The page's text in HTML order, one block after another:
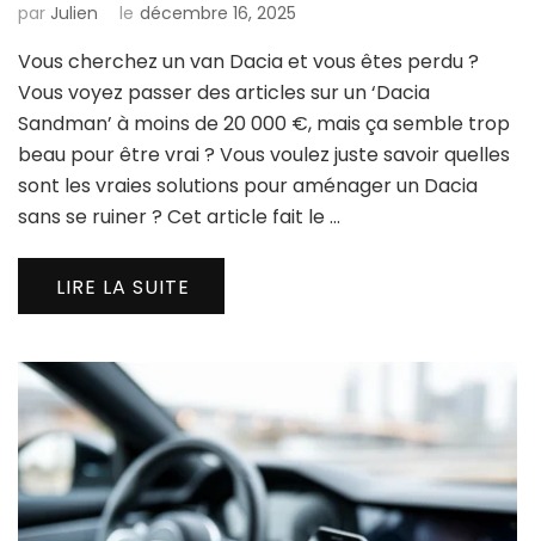
par Julien le décembre 16, 2025
Vous cherchez un van Dacia et vous êtes perdu ?
Vous voyez passer des articles sur un ‘Dacia
Sandman’ à moins de 20 000 €, mais ça semble trop
beau pour être vrai ? Vous voulez juste savoir quelles
sont les vraies solutions pour aménager un Dacia
sans se ruiner ? Cet article fait le …
LIRE LA SUITE